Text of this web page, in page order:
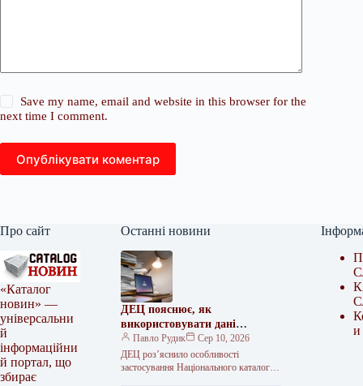
Save my name, email and website in this browser for the
next time I comment.
Опублікувати коментар
Про сайт
«Каталог
новин» —
універсальни
й
інформаційни
й портал, що
збирає
Останні новини
ДЕЦ пояснює, як
використовувати дані
Нацкаталогу після змін у
реєстраційних матеріалах
Павло Рудик
Сер 10, 2026
ДЕЦ роз’яснило особливості
застосування Національного каталогу
и